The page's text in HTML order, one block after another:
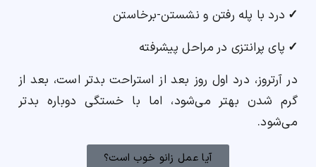
✓ درد با پله رفتن و نشستن-برخاستن
✓ پای پرانتزی در مراحل پیشرفته
در آرتروز، درد اول روز بعد از استراحت بدتر است، بعد از
گرم شدن بهتر می‌شود، اما با خستگی دوباره بدتر
می‌شود.
آیا عمل زانو خوب است؟